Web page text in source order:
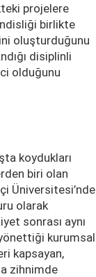
projelere
birlikte
oluşturduğunu
disiplinli
olduğunu
koydukları
biri olan
Üniversitesi’nde
olarak
sonrası aynı
kurumsal
kapsayan,
zihnimde